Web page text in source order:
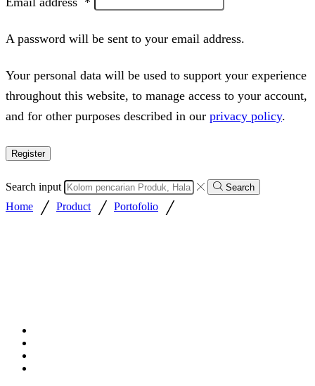
A password will be sent to your email address.
Your personal data will be used to support your experience
throughout this website, to manage access to your account,
and for other purposes described in our privacy policy.
Register
Search input Search
Home / Product / Portofolio /